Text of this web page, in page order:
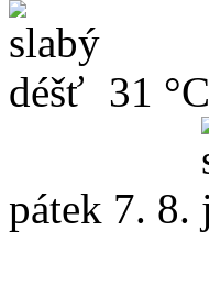
31 °C
pátek 7. 8.